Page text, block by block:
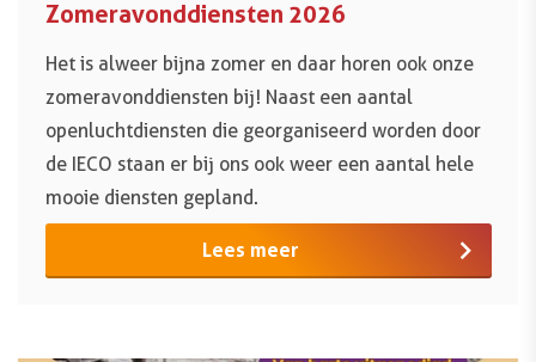
Zomeravonddiensten 2026
Het is alweer bijna zomer en daar horen ook onze
zomeravonddiensten bij! Naast een aantal
openluchtdiensten die georganiseerd worden door
de IECO staan er bij ons ook weer een aantal hele
mooie diensten gepland.
Lees meer